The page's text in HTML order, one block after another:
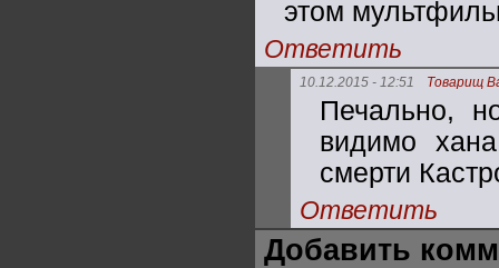
этом
Ответить
10.12.2015 - 12:51 Товарищ
Печально,
видимо
смерти
Ответить
Добавить